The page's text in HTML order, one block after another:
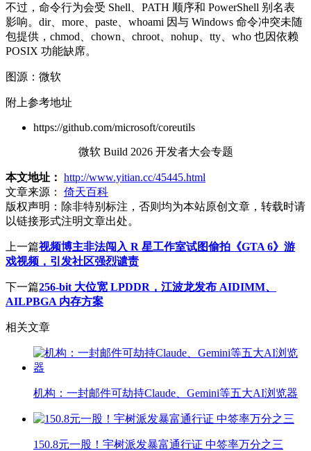
不过，命令行为会受 Shell、PATH 顺序和 PowerShell 别名表
影响。dir、more、paste、whoami 因与 Windows 命令冲突未随
包提供，chmod、chown、chroot、nohup、tty、who 也因依赖
POSIX 功能缺席。
图源：微软
附上参考地址
https://github.com/microsoft/coreutils
微软 Build 2026 开发者大会专题
本文地址： http://www.yitian.cc/45445.html
文章来源：
倚天百科
版权声明： 除非特别标注，否则均为本站原创文章，转载时请
以链接形式注明文章出处。
上一篇视频博主非法闯入 R 星工作室试图偷拍《GTA 6》游
戏视频，引发社区强烈谴责
下一篇256-bit 大位宽 LPDDR，江波龙发布 AIDIMM、
AILPBGA 内存方案
相关文章
机构：一封邮件可劫持Claude、Gemini等五大AI浏览器
150.8元一股！宇树派发暴富通行证 中签率万分之三